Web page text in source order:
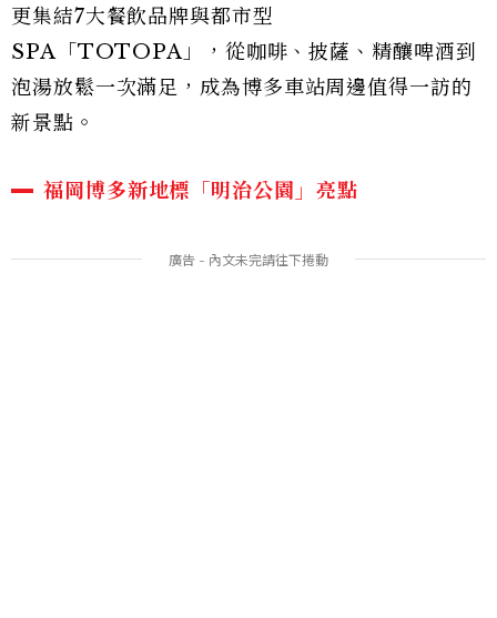
更集結7大餐飲品牌與都市型
SPA「TOTOPA」，從咖啡、披薩、精釀啤酒到
泡湯放鬆一次滿足，成為博多車站周邊值得一訪的
新景點。
福岡博多新地標「明治公園」亮點